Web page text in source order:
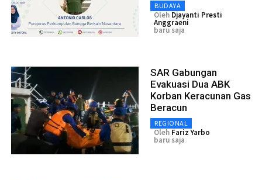
BUDAYA
Oleh Djayanti Presti
Anggraeni
baru saja
SAR Gabungan
Evakuasi Dua ABK
Korban Keracunan Gas
Beracun
REGIONAL
Oleh Fariz Yarbo
baru saja